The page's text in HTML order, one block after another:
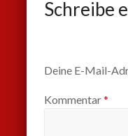
Schreibe
Deine E-Mail-
Kommentar*